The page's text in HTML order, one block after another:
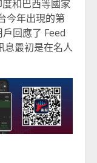
和巴西等國家
今年出現的第
回應了 Feed
息最初是在名人